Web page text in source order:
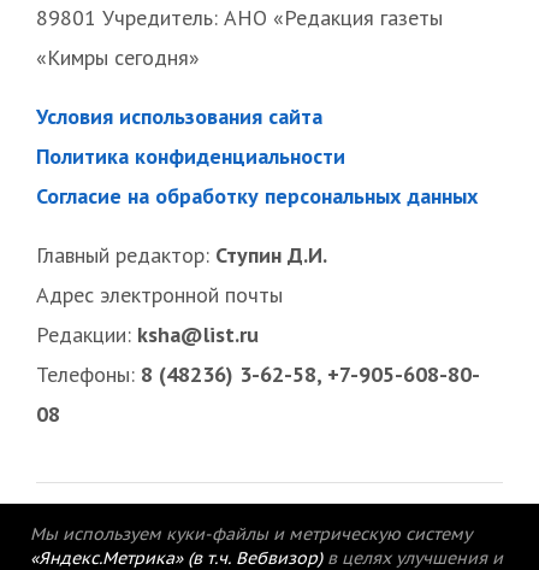
89801 Учредитель: АНО «Редакция газеты
«Кимры сегодня»
Условия использования сайта
Политика конфиденциальности
Согласие на обработку персональных данных
Главный редактор: Ступин Д.И.
Адрес электронной почты
Редакции: ksha@list.ru
Телефоны: 8 (48236) 3-62-58, +7-905-608-80-
08
Мы используем куки-файлы и метрическую систему
«Яндекс.Метрика» (в т.ч. Вебвизор) в целях улучшения и